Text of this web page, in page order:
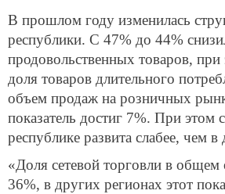
В прошлом году изменилась
республики. С 47% до 44%
продовольственных товаров, при
доля товаров длительного
объем продаж на розничных
показатель достиг 7%. При этом
республике развита слабее, чем
«Доля сетевой торговли в общем
36%, в других регионах этот